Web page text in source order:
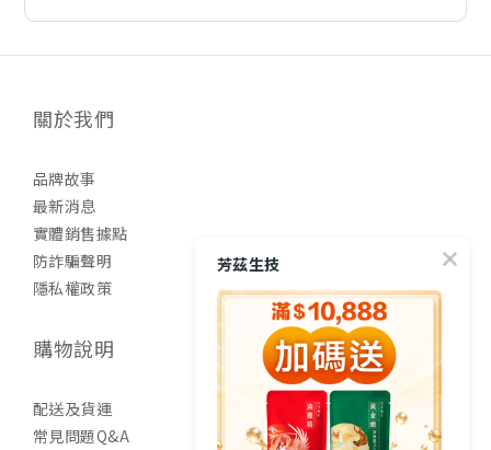
關於我們
品牌故事
最新消息
實體銷售據點
防詐騙聲明
隱私權政策
購物說明
配送及貨運
常見問題Q&A
芳茲生技